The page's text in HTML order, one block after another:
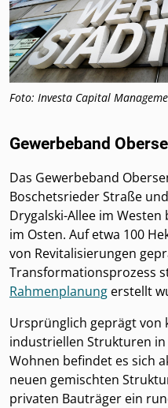
Foto: Investa Capital
Gewerbeband
Das Gewerbeband
Boschetsrieder Straße
Drygalski-Allee im
im Osten. Auf etwa 100
von Revitalisierungen
Transformationsprozess
Rahmenplanung erstellt
Ursprünglich geprägt von
industriellen Strukturen
Wohnen befindet es sich
neuen gemischten
privaten Bauträger ein